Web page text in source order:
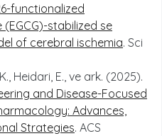
functionalized
stabilized se
of cerebral ischemia. Sci
Heidari, E., ve ark. (2025).
and Disease-Focused
Advances,
Strategies. ACS